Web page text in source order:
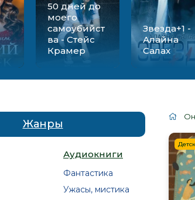
50 дней до
моего
самоубийст
ва - Стейс
Крамер
Звезда+1 -
Алайна
Салах
Жанры
Аудиокниги
Фантастика
Ужасы, мистика